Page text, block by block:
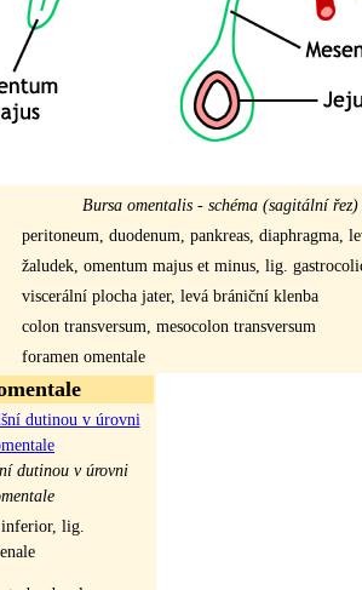
Bursa omentalis - schéma (sagitální řez)
peritoneum, duodenum, pankreas, diaphragma,
žaludek, omentum majus et minus, lig.
viscerální plocha jater, levá brániční klenba
colon transversum, mesocolon transversum
foramen omentale
dutinou v úrovni
lig.